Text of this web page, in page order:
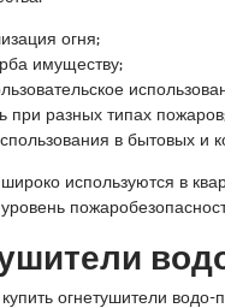
огня;
имуществу;
при разных типах
в бытовых и
используются в
огнетушители